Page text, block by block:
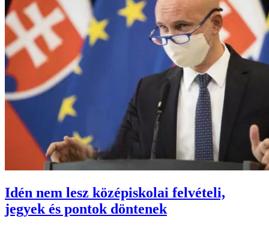
Idén nem lesz középiskolai felvételi,
jegyek és pontok döntenek